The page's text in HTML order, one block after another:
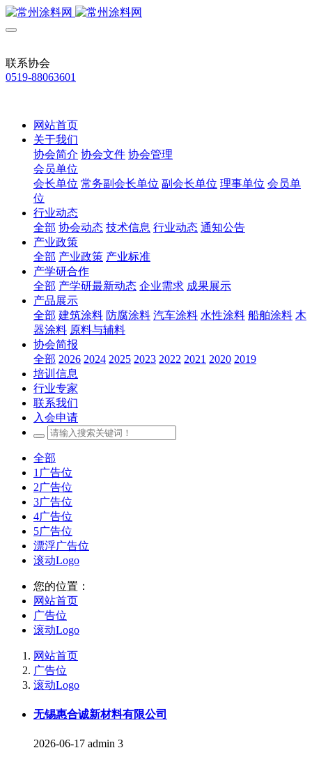
联系协会
0519-88063601
网站首页
关于我们
协会简介 协会文件 协会管理
会员单位
会长单位 常务副会长单位 副会长单位 理事单位 会员单
位
行业动态
全部 协会动态 技术信息 行业动态 通知公告
产业政策
全部 产业政策 产业标准
产学研合作
全部 产学研最新动态 企业需求 成果展示
产品展示
全部 建筑涂料 防腐涂料 汽车涂料 水性涂料 船舶涂料 木
器涂料 原料与辅料
协会简报
全部 2026 2024 2025 2023 2022 2021 2020 2019
培训信息
行业专家
联系我们
入会申请
全部
1广告位
2广告位
3广告位
4广告位
5广告位
漂浮广告位
滚动Logo
您的位置：
网站首页
广告位
滚动Logo
网站首页
广告位
滚动Logo
无锡惠合诚新材料有限公司
2026-06-17 admin 3